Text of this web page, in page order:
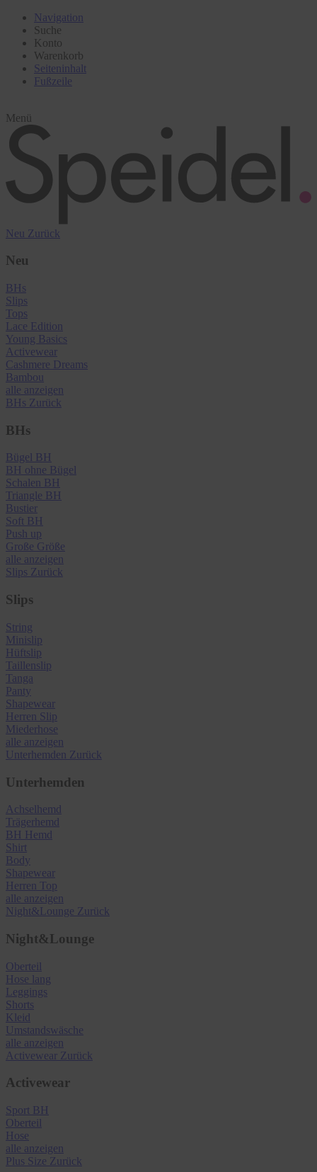
Navigation
Suche
Konto
Warenkorb
Seiteninhalt
Fußzeile
Menü
Neu Zurück
Neu
BHs
Slips
Tops
Lace Edition
Young Basics
Activewear
Cashmere Dreams
Bambou
alle anzeigen
BHs Zurück
BHs
Bügel BH
BH ohne Bügel
Schalen BH
Triangle BH
Bustier
Soft BH
Push up
Große Größe
alle anzeigen
Slips Zurück
Slips
String
Minislip
Hüftslip
Taillenslip
Tanga
Panty
Shapewear
Herren Slip
Miederhose
alle anzeigen
Unterhemden Zurück
Unterhemden
Achselhemd
Trägerhemd
BH Hemd
Shirt
Body
Shapewear
Herren Top
alle anzeigen
Night&Lounge Zurück
Night&Lounge
Oberteil
Hose lang
Leggings
Shorts
Kleid
Umstandswäsche
alle anzeigen
Activewear Zurück
Activewear
Sport BH
Oberteil
Hose
alle anzeigen
Plus Size Zurück